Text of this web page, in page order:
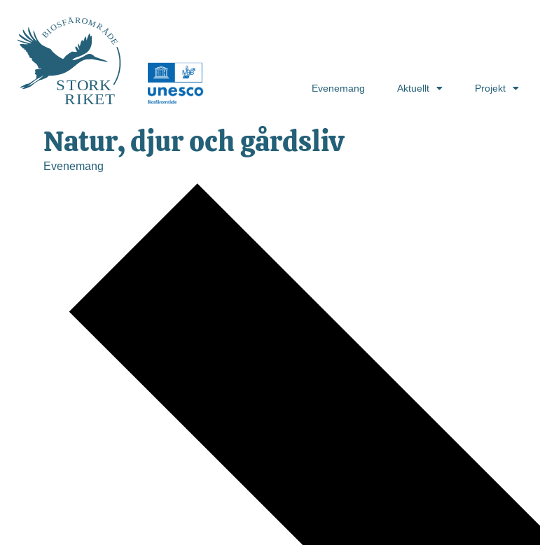
Evenemang Aktuellt Projekt
Natur, djur och gårdsliv
Evenemang